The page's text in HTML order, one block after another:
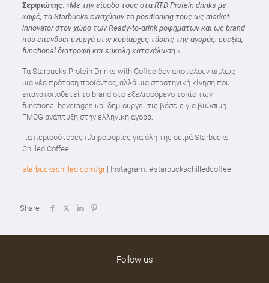
Σερφιώτης: «Με την είσοδό τους στα RTD Protein drinks με
καφέ, τα Starbucks ενισχύουν το positioning τους ως market
innovator στον χώρο των Ready-to-drink ροφημάτων και ως brand
που επενδύει ενεργά στις κυρίαρχες τάσεις της αγοράς: ευεξία,
functional διατροφή και εύκολη κατανάλωση.»
Τα Starbucks Protein Drinks with Coffee δεν αποτελούν απλώς
μια νέα πρόταση προϊόντος, αλλά μια στρατηγική κίνηση που
επανατοποθετεί το brand στο εξελισσόμενο τοπίο των
functional beverages και δημιουργεί τις βάσεις για βιώσιμη
FMCG ανάπτυξη στην ελληνική αγορά.
Για περισσότερες πληροφορίες για όλη της σειρά Starbucks
Chilled Coffee:
starbuckschilled.com/gr| Instagram: #starbuckschilledcoffee
Share
Follow us